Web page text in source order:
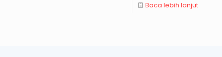
Baca lebih lanjut